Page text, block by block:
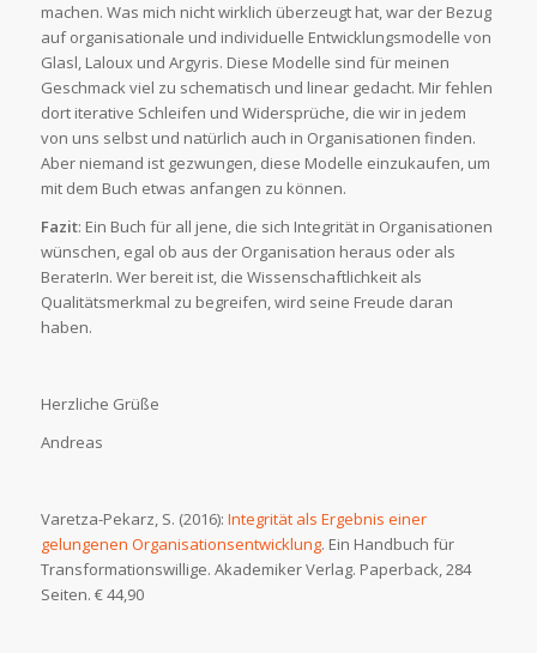
machen. Was mich nicht wirklich überzeugt hat, war der Bezug
auf organisationale und individuelle Entwicklungsmodelle von
Glasl, Laloux und Argyris. Diese Modelle sind für meinen
Geschmack viel zu schematisch und linear gedacht. Mir fehlen
dort iterative Schleifen und Widersprüche, die wir in jedem
von uns selbst und natürlich auch in Organisationen finden.
Aber niemand ist gezwungen, diese Modelle einzukaufen, um
mit dem Buch etwas anfangen zu können.
Fazit: Ein Buch für all jene, die sich Integrität in Organisationen
wünschen, egal ob aus der Organisation heraus oder als
BeraterIn. Wer bereit ist, die Wissenschaftlichkeit als
Qualitätsmerkmal zu begreifen, wird seine Freude daran
haben.
Herzliche Grüße
Andreas
Varetza-Pekarz, S. (2016): Integrität als Ergebnis einer
gelungenen Organisationsentwicklung. Ein Handbuch für
Transformationswillige. Akademiker Verlag. Paperback, 284
Seiten. € 44,90